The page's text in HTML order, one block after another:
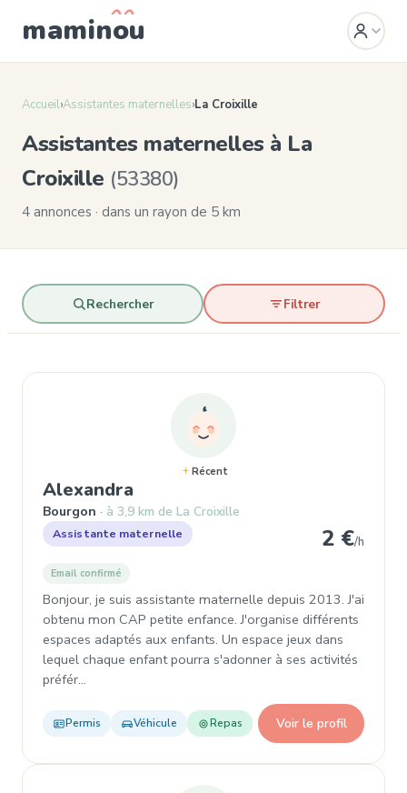
maminou
Accueil›Assistantes maternelles›La Croixille
Assistantes maternelles à La
Croixille (53380)
4 annonces · dans un rayon de 5 km
Rechercher Filtrer
Récent
Alexandra
Bourgon à 3,9 km de La Croixille
Assistante maternelle 2 €/h
Email confirmé
Bonjour, je suis assistante maternelle depuis 2013. J'ai
obtenu mon CAP petite enfance. J'organise différents
espaces adaptés aux enfants. Un espace jeux dans
lequel chaque enfant pourra s'adonner à ses activités
préfér…
Permis Véhicule Repas Voir le profil